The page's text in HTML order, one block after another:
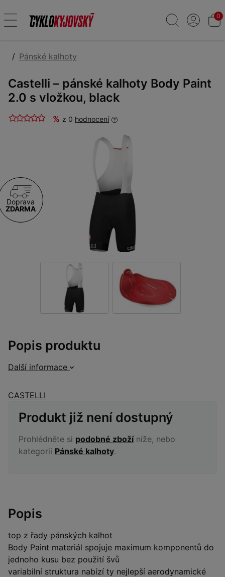
0
Pánské kalhoty
Castelli – pánské kalhoty Body Paint
2.0 s vložkou, black
% z 0 hodnocení
Doprava
ZDARMA
Popis produktu
Další informace
CASTELLI
Produkt již není dostupný
Prohlédněte si podobné zbožíníže, nebo
kategorii Pánské kalhoty.
Popis
top z řady pánských kalhot
Body Paint materiál spojuje maximum komponentů do
jednoho kusu bez použití švů
variabilní struktura nabízí ty nejlepší aerodynamické